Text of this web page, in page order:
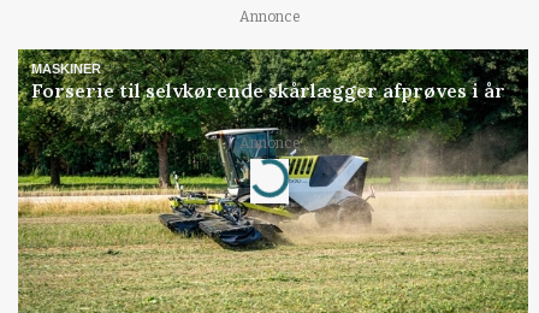
Annonce
MASKINER
Forserie til selvkørende skårlægger afprøves i år
Annonce
Loading...
Jobs